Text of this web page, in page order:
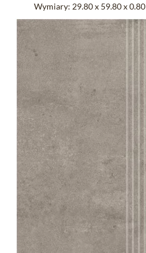
Wymiary: 29.80 x 59.80 x 0.80